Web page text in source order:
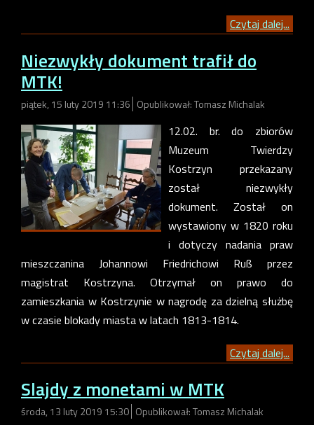
Czytaj dalej...
Niezwykły dokument trafił do
MTK!
piątek, 15 luty 2019 11:36 Opublikował: Tomasz Michalak
12.02. br. do zbiorów
Muzeum Twierdzy
Kostrzyn przekazany
został niezwykły
dokument. Został on
wystawiony w 1820 roku
i dotyczy nadania praw
mieszczanina Johannowi Friedrichowi Ruß przez
magistrat Kostrzyna. Otrzymał on prawo do
zamieszkania w Kostrzynie w nagrodę za dzielną służbę
w czasie blokady miasta w latach 1813-1814.
Czytaj dalej...
Slajdy z monetami w MTK
środa, 13 luty 2019 15:30 Opublikował: Tomasz Michalak